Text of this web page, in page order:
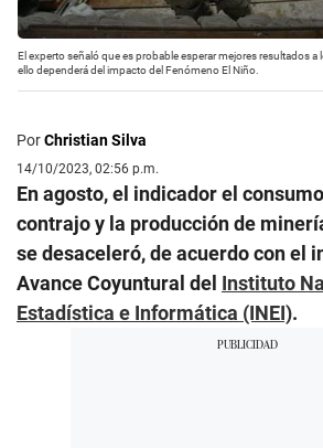
El experto señaló que es probable esperar mejores resultados
ello dependerá del impacto del Fenómeno El Niño.
PorChristian Silva
14/10/2023, 02:56 p.m.
En agosto, el indicador el
contrajo y la producción de
se desaceleró, de acuerdo con el
Avance Coyuntural del Instituto
Estadística e Informática (INEI).